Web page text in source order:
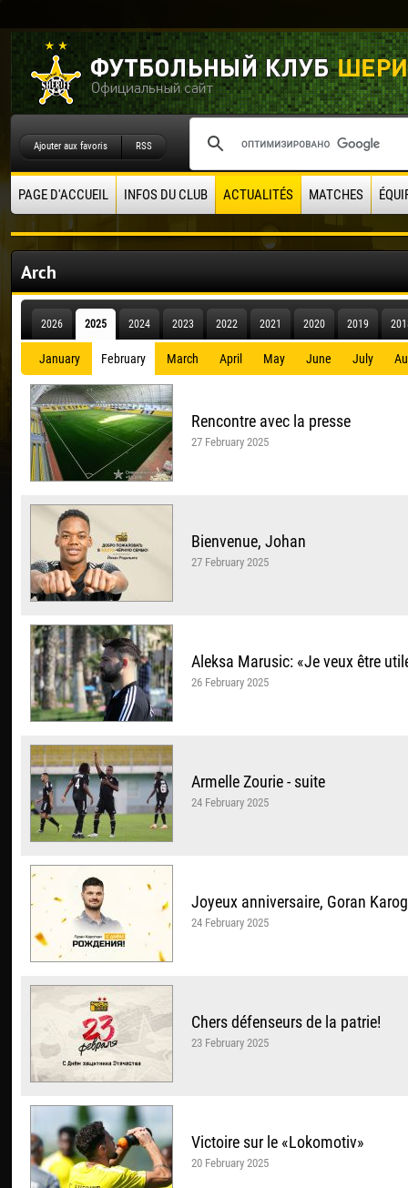
Ajouter aux favoris RSS
PAGE D'ACCUEIL INFOS DU CLUB ACTUALITÉS MATCHES
Arch
2026 2025 2024 2023 2022 2021 2020 2019
January February March April May June July
Rencontre avec la presse
27 February 2025
Bienvenue, Johan
27 February 2025
Aleksa Marusic: «Je veux être
26 February 2025
Armelle Zourie - suite
24 February 2025
Joyeux anniversaire, Goran
24 February 2025
Chers défenseurs de la patrie!
23 February 2025
Victoire sur le «Lokomotiv»
20 February 2025